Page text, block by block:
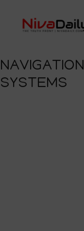
content
NAVIGATION
SYSTEMS